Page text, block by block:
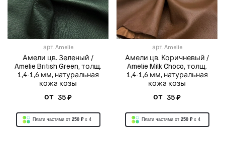
арт.Amelie
Амели цв. Зеленый /
Amelie British Green, толщ.
1,4-1,6 мм, натуральная
кожа козы
от 35 ₽
Плати частями от 250 ₽ x 4
арт.Amelie
Амели цв. Коричневый /
Amelie Milk Choco, толщ.
1,4-1,6 мм, натуральная
кожа козы
от 35 ₽
Плати частями от 250 ₽ x 4